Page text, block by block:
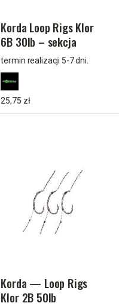
Korda Loop Rigs Klor
6B 30lb – sekcja
hakowa do combi-rig z
hakiem Klor #6 (3 szt.)
termin realizacji 5-7 dni.
25,75 zł
Korda — Loop Rigs
Klor 2B 50lb